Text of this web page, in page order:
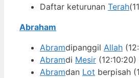
Daftar keturunan Terah
Abraham
Abramdipanggil Allah
Abramdi Mesir (12:10:20)
Abramdan Lot berpisah